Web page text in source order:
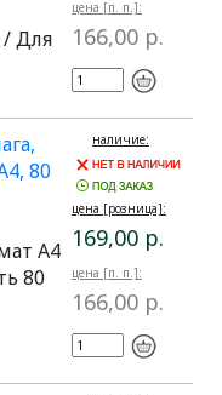
Для
цена [п. п.]:
166,00 р.
80
A4
80
наличие:
цена [розница]:
169,00 р.
цена [п. п.]:
166,00 р.